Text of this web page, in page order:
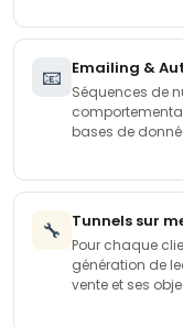
📧 Emailing &
Séquences de
bases de
🔧 Tunnels sur
Pour chaque
génération de
vente et ses